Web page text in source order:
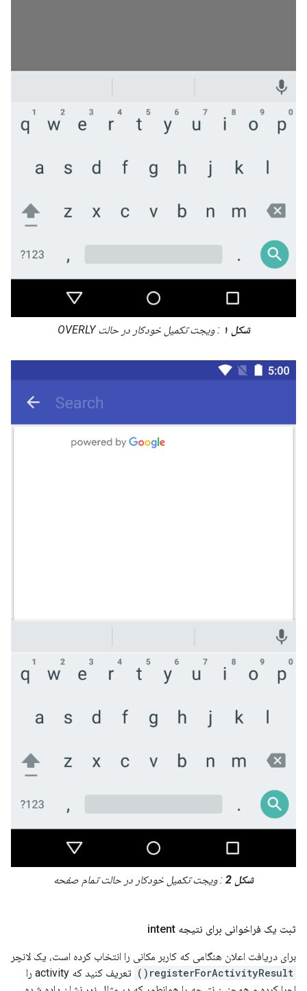
شکل ۱ : ویجت تکمیل خودکار در حالت OVERLY
شکل 2 : ویجت تکمیل خودکار در حالت تمام صفحه
ثبت یک فراخوانی برای نتیجه intent
برای دریافت اعلان هنگامی که کاربر مکانی را انتخاب کرده است، یک لانچر
registerForActivityResult()
تعریف کنید که activity را